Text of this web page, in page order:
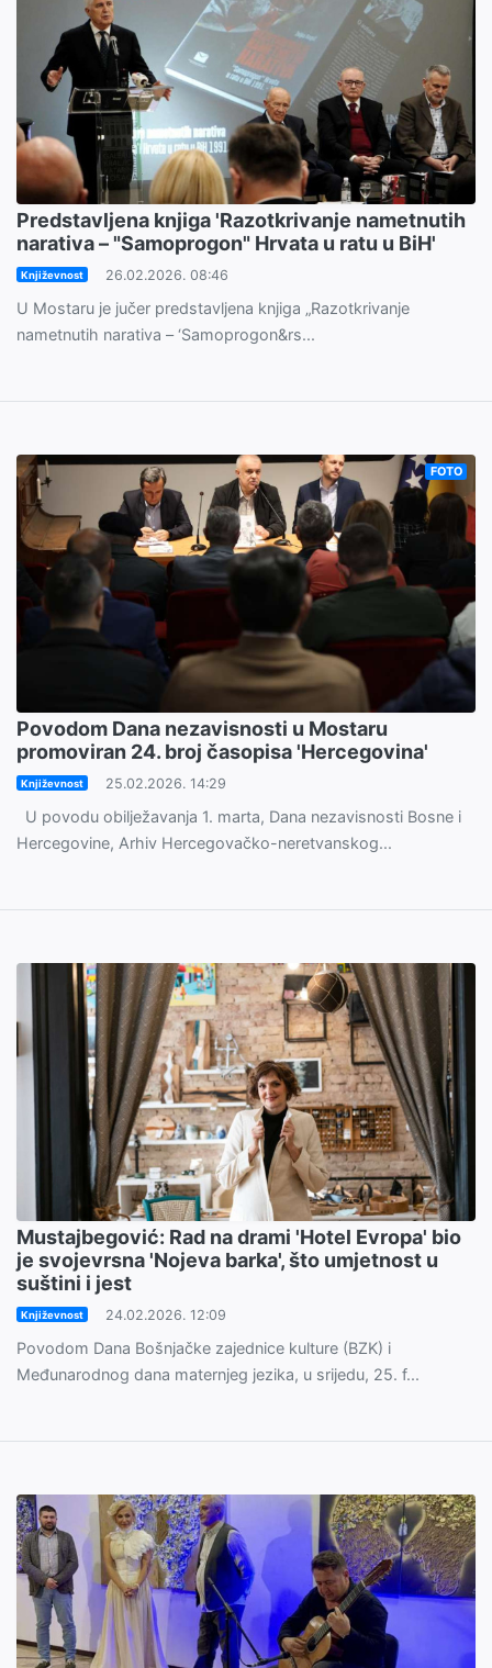
Predstavljena knjiga 'Razotkrivanje nametnutih
narativa – "Samoprogon" Hrvata u ratu u BiH'
Književnost 26.02.2026. 08:46
U Mostaru je jučer predstavljena knjiga „Razotkrivanje
nametnutih narativa – ‘Samoprogon&rs...
FOTO
Povodom Dana nezavisnosti u Mostaru
promoviran 24. broj časopisa 'Hercegovina'
Književnost 25.02.2026. 14:29
U povodu obilježavanja 1. marta, Dana nezavisnosti Bosne i
Hercegovine, Arhiv Hercegovačko-neretvanskog...
Mustajbegović: Rad na drami 'Hotel Evropa' bio
je svojevrsna 'Nojeva barka', što umjetnost u
suštini i jest
Književnost 24.02.2026. 12:09
Povodom Dana Bošnjačke zajednice kulture (BZK) i
Međunarodnog dana maternjeg jezika, u srijedu, 25. f...